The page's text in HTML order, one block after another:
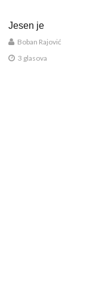
Jesen je
Boban Rajović
3 glasova